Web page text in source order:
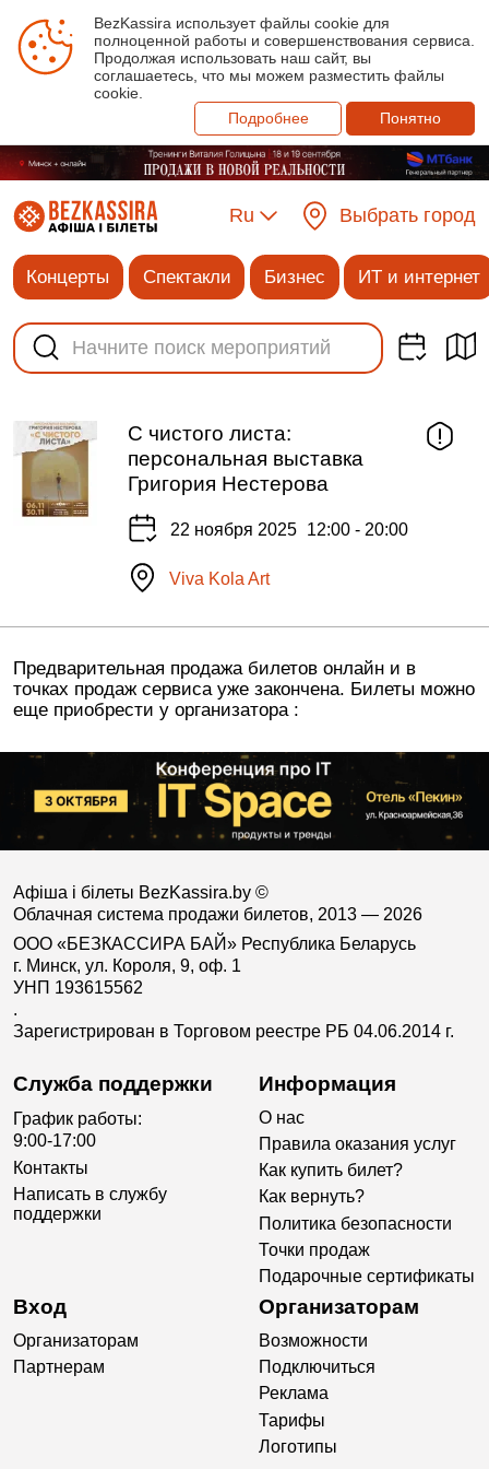
BezKassira использует файлы cookie для
полноценной работы и совершенствования сервиса.
Продолжая использовать наш сайт, вы
соглашаетесь, что мы можем разместить файлы
cookie.
Подробнее
Понятно
Ru Выбрать город
Концерты Спектакли Бизнес ИТ и интернет
С чистого листа:
персональная выставка
Григория Нестерова
22 ноября 2025 12:00 - 20:00
Viva Kola Art
Предварительная продажа билетов онлайн и в
точках продаж сервиса уже закончена. Билеты можно
еще приобрести у организатора :
Афіша і білеты BezKassira.by ©
Облачная система продажи билетов, 2013 — 2026
ООО «БЕЗКАССИРА БАЙ» Республика Беларусь
г. Минск, ул. Короля, 9, оф. 1
УНП 193615562
.
Зарегистрирован в Торговом реестре РБ 04.06.2014 г.
Служба поддержки
График работы:
9:00-17:00
Контакты
Написать в службу
поддержки
Информация
О нас
Правила оказания услуг
Как купить билет?
Как вернуть?
Политика безопасности
Точки продаж
Подарочные сертификаты
Вход
Организаторам
Партнерам
Организаторам
Возможности
Подключиться
Реклама
Тарифы
Логотипы